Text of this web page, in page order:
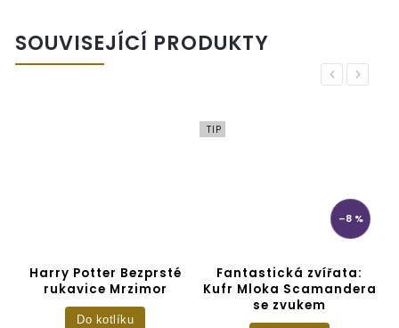
SOUVISEJÍCÍ PRODUKTY
Previous
Harry Potter Bezprsté
rukavice Mrzimor
Do kotlíku
TIP
–8 %
Fantastická zvířata:
Kufr Mloka Scamandera
se zvukem
Next